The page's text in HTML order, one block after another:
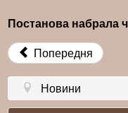
Постанова набрала
Попередня
Новини